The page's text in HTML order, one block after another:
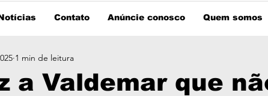
Contato Anúncie conosco Quem somos
a Valdemar que
1 min de leitura